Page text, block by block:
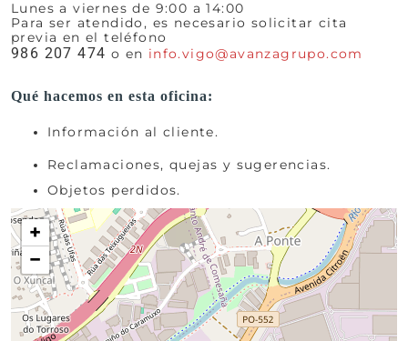
Lunes a viernes de 9:00 a 14:00
Para ser atendido, es necesario solicitar cita
previa en el teléfono
986 207 474 o en info.vigo@avanzagrupo.com
Qué hacemos en esta oficina:
Información al cliente.
Reclamaciones, quejas y sugerencias.
Objetos perdidos.
+
−